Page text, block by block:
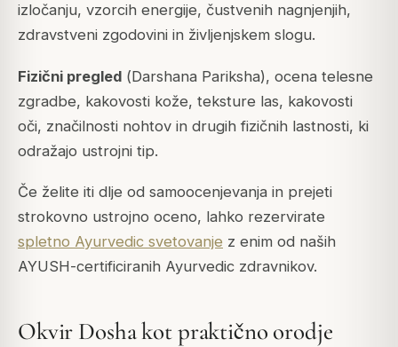
izločanju, vzorcih energije, čustvenih nagnjenjih,
zdravstveni zgodovini in življenjskem slogu.
Fizični pregled (Darshana Pariksha), ocena telesne
zgradbe, kakovosti kože, teksture las, kakovosti
oči, značilnosti nohtov in drugih fizičnih lastnosti, ki
odražajo ustrojni tip.
Če želite iti dlje od samoocenjevanja in prejeti
strokovno ustrojno oceno, lahko rezervirate
spletno Ayurvedic svetovanje z enim od naših
AYUSH-certificiranih Ayurvedic zdravnikov.
Okvir Dosha kot praktično orodje